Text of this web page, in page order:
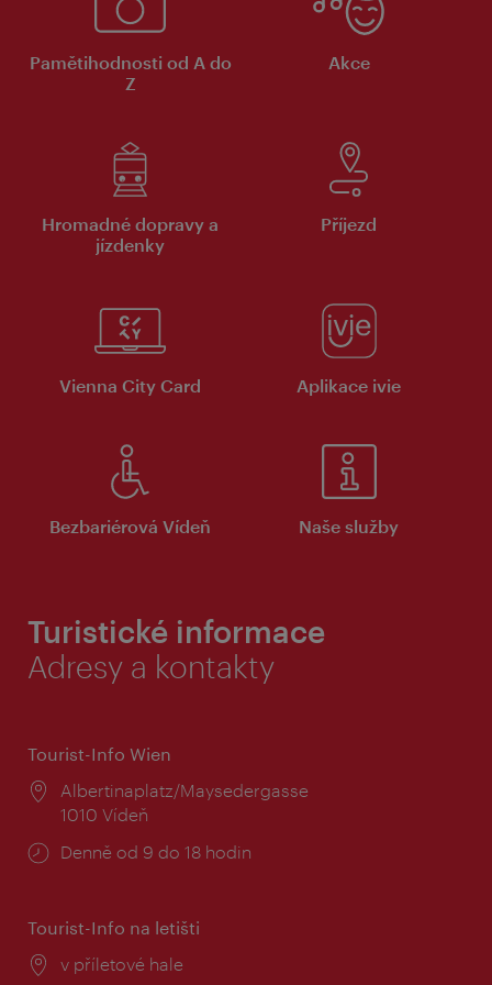
Pamětihodnosti od A do
Z
Akce
Hromadné dopravy a
jízdenky
Příjezd
Vienna City Card Aplikace ivie
Bezbariérová Vídeň Naše služby
Turistické informace
Adresy a kontakty
Tourist-Info Wien
Místo:
Albertinaplatz/Maysedergasse
1010 Vídeň
Provozní
Denně od 9 do 18 hodin
Tourist-Info na letišti
Místo:
v příletové hale